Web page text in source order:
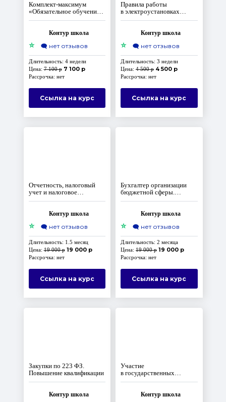
Комплект‑максимум
«Обязательное обучение
по охране труда
первой помощи
Контур школа
⭐ 🗨️ нет отзывов
Длительность: 4 недели
Цена:7 100 р 7 100 р
Рассрочка: нет
Ссылка на курс
Правила работы
в электроустановках
потребителей
Контур школа
⭐ 🗨️ нет отзывов
Длительность: 3 недели
Цена: 4 500 р 4 500 р
Рассрочка: нет
Ссылка на курс
Отчетность, налоговый
учет и налоговое
планирование при ОСНО.
коды В,С,DКонтур школа
⭐ 🗨️ нет отзывов
Длительность: 1.5 месяц
Цена:19 000 р 19 000 р
Рассрочка: нет
Ссылка на курс
Бухгалтер организации
бюджетной сферы.
Повышение квалификации,
Контур школа
⭐ 🗨️ нет отзывов
Длительность: 2 месяца
Цена: 19 000 р 19 000 р
Рассрочка: нет
Ссылка на курс
Закупки по 223 ФЗ.
Повышение квалификации
Контур школа
Участие
в государственных
и муниципальных
система по 44‑ФЗ
Контур школа